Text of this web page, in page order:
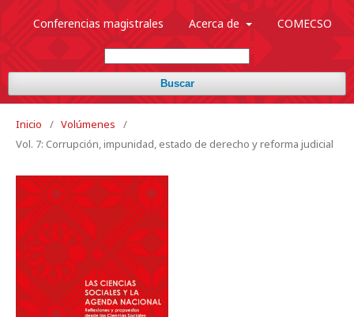
Conferencias magistrales Acerca de COMECSO
Buscar
Inicio / Volúmenes
/
Vol. 7: Corrupción, impunidad, estado de derecho y reforma judicial